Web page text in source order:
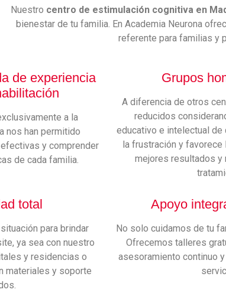
Nuestro centro de estimulación cognitiva en
bienestar de tu familia. En Academia Neurona
referente para familias y
de experiencia
a la
nos han permitido
y comprender
de cada familia.
Grupos
A diferencia de otros
reducidos
educativo e intelectual de
la frustración y
mejores resultados y
total
para brindar
ya sea con nuestro
y residencias o
materiales y soporte
Apoyo
No solo cuidamos de tu
Ofrecemos talleres
asesoramiento continuo